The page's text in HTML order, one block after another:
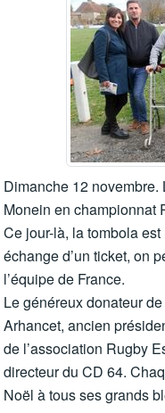
Dimanche 12
Monein en championnat
Ce jour-là, la tombola
échange d’un ticket, on
l’équipe de France.
Le généreux donateur
Arhancet, ancien
de l’association Rugby
directeur du CD 64.
Noël à tous ses grands